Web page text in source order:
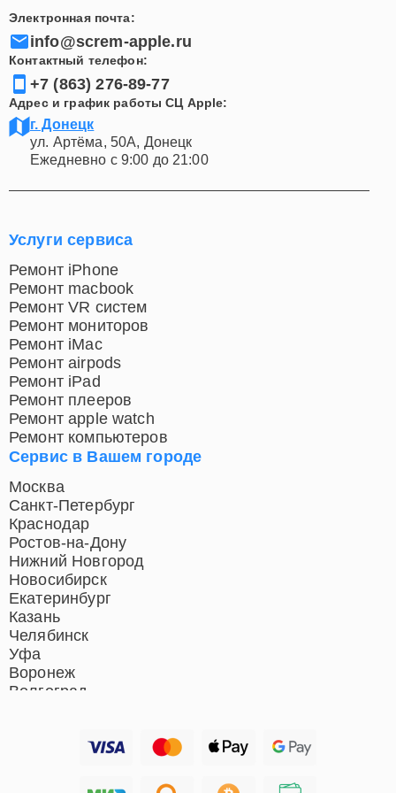
вашего Apple Watch настоящим профессионалам, и
наслаждайтесь его безупречной работой снова.
Электронная почта:
info@screm-apple.ru
Контактный телефон:
+7 (863) 276-89-77
Адрес и график работы СЦ Apple:
г. Донецк
ул. Артёма, 50А, Донецк
Ежедневно с 9:00 до 21:00
Сервис в Вашем городе
Москва
Санкт-Петербург
Краснодар
Ростов-на-Дону
Нижний Новгород
Новосибирск
Екатеринбург
Казань
Челябинск
Уфа
Воронеж
Волгоград
Услуги сервиса
Ремонт iPhone
Ремонт macbook
Ремонт VR систем
Ремонт мониторов
Ремонт iMac
Ремонт airpods
Ремонт iPad
Ремонт плееров
Ремонт apple watch
Ремонт компьютеров